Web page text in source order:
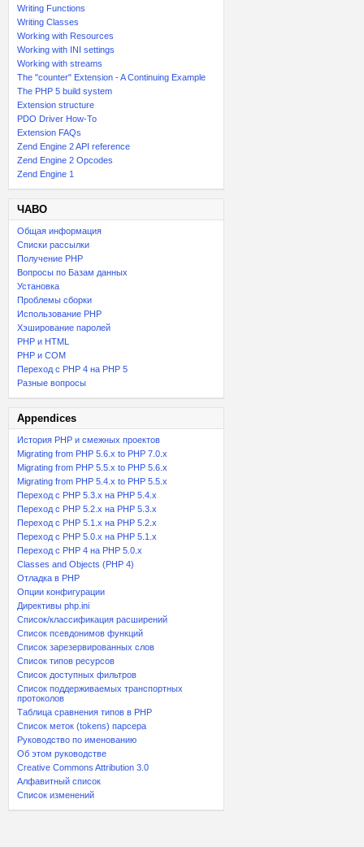
Writing Functions
Writing Classes
Working with Resources
Working with INI settings
Working with streams
The "counter" Extension - A Continuing Example
The PHP 5 build system
Extension structure
PDO Driver How-To
Extension FAQs
Zend Engine 2 API reference
Zend Engine 2 Opcodes
Zend Engine 1
ЧАВО
Общая информация
Списки рассылки
Получение PHP
Вопросы по Базам данных
Установка
Проблемы сборки
Использование PHP
Хэширование паролей
PHP и HTML
PHP и COM
Переход с PHP 4 на PHP 5
Разные вопросы
Appendices
История PHP и смежных проектов
Migrating from PHP 5.6.x to PHP 7.0.x
Migrating from PHP 5.5.x to PHP 5.6.x
Migrating from PHP 5.4.x to PHP 5.5.x
Переход с PHP 5.3.x на PHP 5.4.x
Переход c PHP 5.2.x на PHP 5.3.x
Переход с PHP 5.1.x на PHP 5.2.x
Переход с PHP 5.0.x на PHP 5.1.x
Переход с PHP 4 на PHP 5.0.x
Classes and Objects (PHP 4)
Отладка в PHP
Опции конфигурации
Директивы php.ini
Список/классификация расширений
Список псевдонимов функций
Список зарезервированных слов
Список типов ресурсов
Список доступных фильтров
Список поддерживаемых транспортных
протоколов
Таблица сравнения типов в PHP
Список меток (tokens) парсера
Руководство по именованию
Об этом руководстве
Creative Commons Attribution 3.0
Алфавитный список
Список изменений